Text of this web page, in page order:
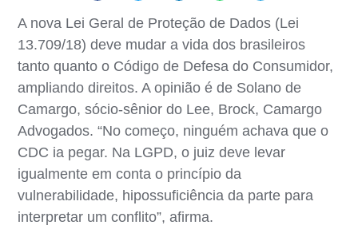
A nova Lei Geral de Proteção de Dados (Lei
13.709/18) deve mudar a vida dos brasileiros
tanto quanto o Código de Defesa do Consumidor,
ampliando direitos. A opinião é de Solano de
Camargo, sócio-sênior do Lee, Brock, Camargo
Advogados. “No começo, ninguém achava que o
CDC ia pegar. Na LGPD, o juiz deve levar
igualmente em conta o princípio da
vulnerabilidade, hipossuficiência da parte para
interpretar um conflito”, afirma.